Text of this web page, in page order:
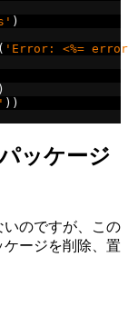
)
( 'Error: <%=
))
ッケージ
いのですが、この
ージを削除、置